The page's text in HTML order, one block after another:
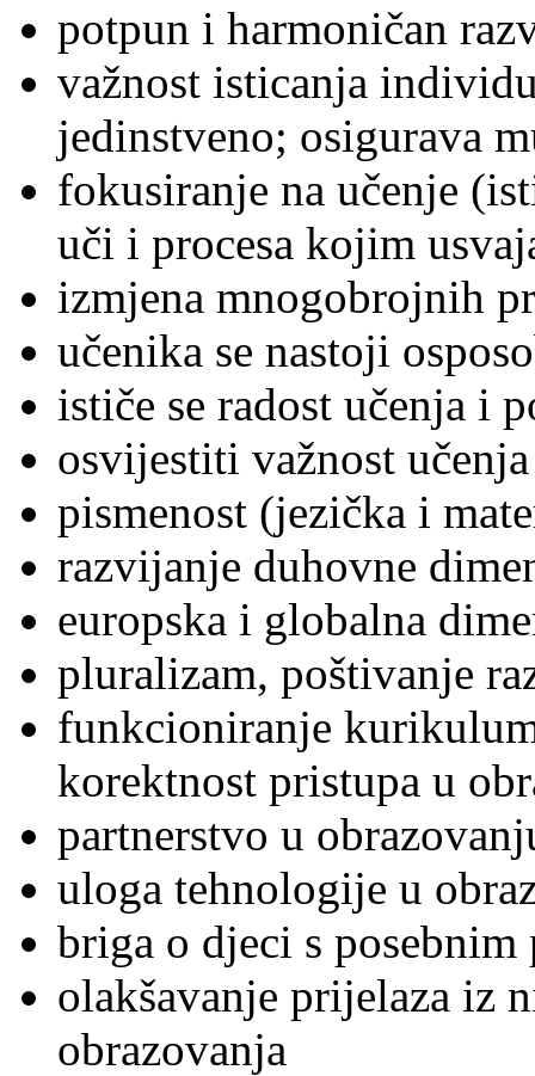
potpun i harmoničan
važnost isticanja
jedinstveno; osigurava
fokusiranje na učenje
uči i procesa kojim
izmjena mnogobrojnih
učenika se nastoji
ističe se radost učenja i
osvijestiti važnost
pismenost (jezička i
razvijanje duhovne
europska i globalna
pluralizam, poštivanje
funkcioniranje
korektnost pristupa u
partnerstvo u
uloga tehnologije u
briga o djeci s posebnim
olakšavanje prijelaza iz
obrazovanja